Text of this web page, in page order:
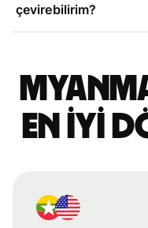
çevirebilirim?
en iyi